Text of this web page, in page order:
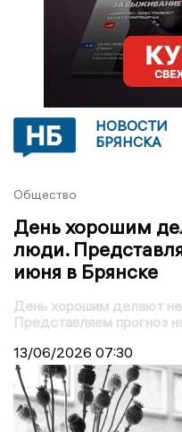
НОВОСТИ
БРЯНСКА
Общество
День хорошим
люди.
июня в Брянске
День хорошим делают
Представляем прогноз
13/06/2026 07:30